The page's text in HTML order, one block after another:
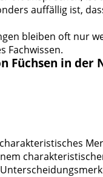
auffällig ist,
bleiben oft nur
Fachwissen.
Füchsen in der